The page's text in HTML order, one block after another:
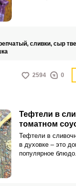
сливки, сыр
2594 0
Тефтели в
томатном
Тефтели в
в духовке – это
популярное